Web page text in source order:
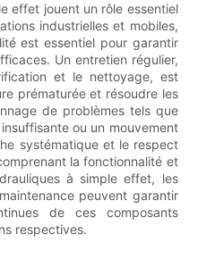
effet jouent un rôle essentiel
industrielles et mobiles,
est essentiel pour garantir
Un entretien régulier,
et le nettoyage, est
prématurée et résoudre les
de problèmes tels que
ou un mouvement
systématique et le respect
la fonctionnalité et
à simple effet, les
peuvent garantir
de ces composants
respectives.